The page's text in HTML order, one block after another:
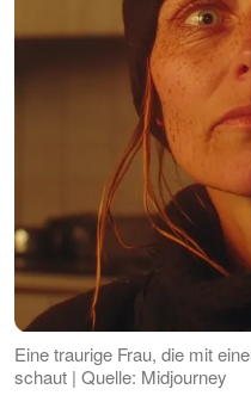
Eine traurige Frau, die mit
schaut | Quelle: Midjourney